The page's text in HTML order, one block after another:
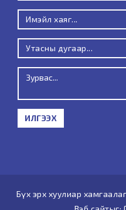
ИЛГЭЭХ
Бүх эрх хуулиар